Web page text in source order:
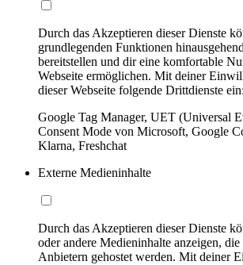
Durch das Akzeptieren dieser Dienste
grundlegenden Funktionen
bereitstellen und dir eine komfortable
Webseite ermöglichen. Mit deiner
dieser Webseite folgende Drittdienste ein:
Google Tag Manager, UET (Universal
Consent Mode von Microsoft, Google
Klarna, Freshchat
Externe Medieninhalte
Durch das Akzeptieren dieser Dienste
oder andere Medieninhalte anzeigen,
Anbietern gehostet werden. Mit deiner